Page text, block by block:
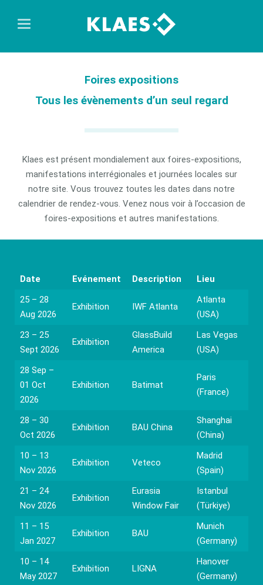
Foires expositions
Tous les évènements d’un seul regard
Klaes est présent mondialement aux foires-expositions,
manifestations interrégionales et journées locales sur
notre site. Vous trouvez toutes les dates dans notre
calendrier de rendez-vous. Venez nous voir à l’occasion de
foires-expositions et autres manifestations.
Date Evénement Description
Lieu
25 – 28
Aug 2026
Exhibition IWF Atlanta
Atlanta
(USA)
23 – 25
Sept 2026
Exhibition
GlassBuild
America
Las Vegas
(USA)
28 Sep –
01 Oct
2026
Exhibition Batimat
Paris
(France)
28 – 30
Oct 2026
Exhibition BAU China
Shanghai
(China)
10 – 13
Nov 2026
Exhibition Veteco
Madrid
(Spain)
21 – 24
Nov 2026
Exhibition
Eurasia
Window Fair
Istanbul
(Türkiye)
11 – 15
Jan 2027
Exhibition BAU
Munich
(Germany)
10 – 14
May 2027
Exhibition LIGNA
Hanover
(Germany)